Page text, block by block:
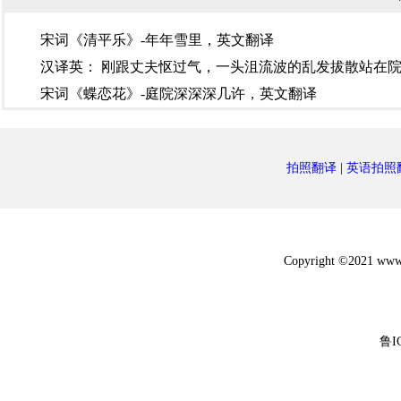
宋词《清平乐》-年年雪里，英文翻译
汉译英：​ 刚跟丈夫怄过气，一头沮流波的乱发拔散站在
宋词《蝶恋花》-庭院深深深几许，英文翻译
拍照翻译| 英语拍照
Copyright ©2021
鲁